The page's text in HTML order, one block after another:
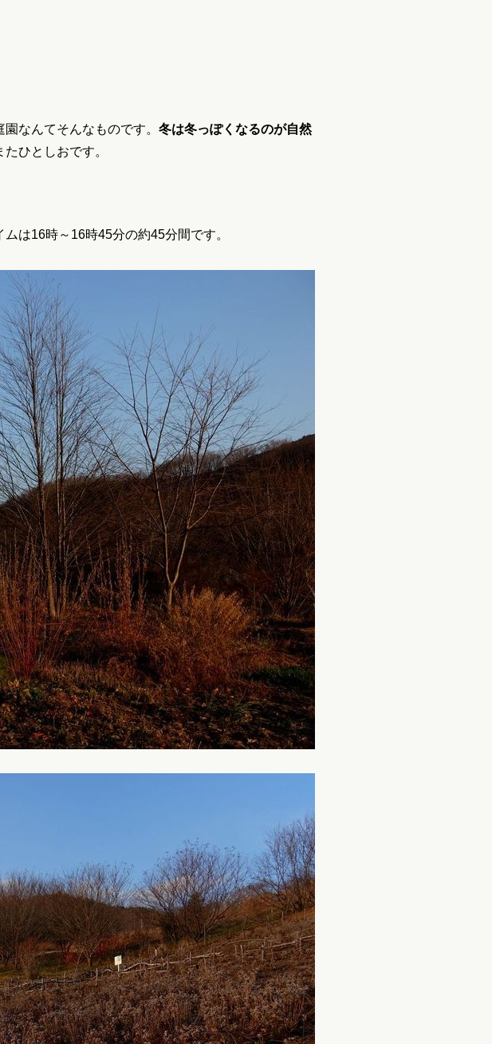
なんてそんなものです。 冬は冬っぽくなるのが自然
ひとしおです。
は16時～16時45分の約45分間です。